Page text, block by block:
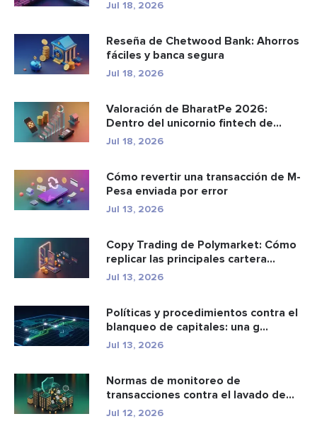
Jul 18, 2026
Reseña de Chetwood Bank: Ahorros
fáciles y banca segura
Jul 18, 2026
Valoración de BharatPe 2026:
Dentro del unicornio fintech de
2.85...
Jul 18, 2026
Cómo revertir una transacción de M-
Pesa enviada por error
Jul 13, 2026
Copy Trading de Polymarket: Cómo
replicar las principales cartera...
Jul 13, 2026
Políticas y procedimientos contra el
blanqueo de capitales: una g...
Jul 13, 2026
Normas de monitoreo de
transacciones contra el lavado de
dinero: c...
Jul 12, 2026